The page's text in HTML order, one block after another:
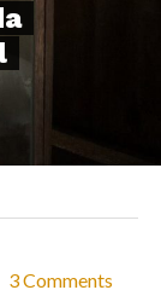
3 Comments